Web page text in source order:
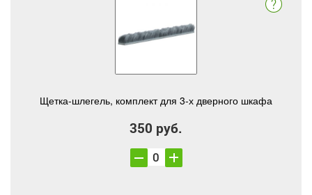
Щетка-шлегель, комплект для 3-х дверного шкафа
350 руб.